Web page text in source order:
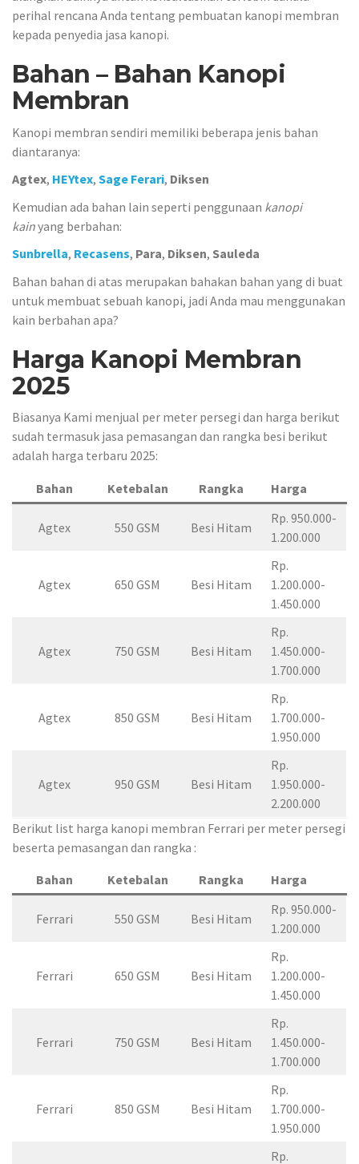
perihal rencana Anda tentang pembuatan kanopi membran
kepada penyedia jasa kanopi.
Bahan – Bahan Kanopi
Membran
Kanopi membran sendiri memiliki beberapa jenis bahan
diantaranya:
Agtex, HEYtex, Sage Ferari, Diksen
Kemudian ada bahan lain seperti penggunaan kanopi
kainyang berbahan:
Sunbrella, Recasens, Para, Diksen, Sauleda
Bahan bahan di atas merupakan bahakan bahan yang di buat
untuk membuat sebuah kanopi, jadi Anda mau menggunakan
kain berbahan apa?
Harga Kanopi Membran
2025
Biasanya Kami menjual per meter persegi dan harga berikut
sudah termasuk jasa pemasangan dan rangka besi berikut
adalah harga terbaru 2025:
Bahan Ketebalan Rangka Harga
Agtex 550 GSM Besi Hitam
Rp. 950.000-
1.200.000
Agtex 650 GSM Besi Hitam
Rp.
1.200.000-
1.450.000
Agtex 750 GSM Besi Hitam
Rp.
1.450.000-
1.700.000
Agtex 850 GSM Besi Hitam
Rp.
1.700.000-
1.950.000
Agtex 950 GSM Besi Hitam
Rp.
1.950.000-
2.200.000
Berikut list harga kanopi membran Ferrari per meter persegi
beserta pemasangan dan rangka :
Bahan Ketebalan Rangka Harga
Ferrari 550 GSM Besi Hitam
Rp. 950.000-
1.200.000
Ferrari 650 GSM Besi Hitam
Rp.
1.200.000-
1.450.000
Ferrari 750 GSM Besi Hitam
Rp.
1.450.000-
1.700.000
Ferrari 850 GSM Besi Hitam
Rp.
1.700.000-
1.950.000
Rp.